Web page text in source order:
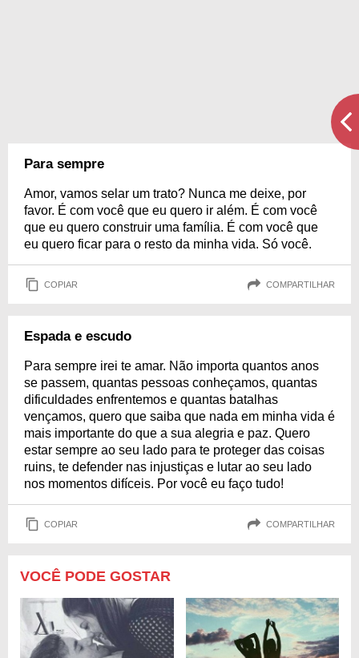
Para sempre
Amor, vamos selar um trato? Nunca me deixe, por
favor. É com você que eu quero ir além. É com você
que eu quero construir uma família. É com você que
eu quero ficar para o resto da minha vida. Só você.
COPIAR COMPARTILHAR
Espada e escudo
Para sempre irei te amar. Não importa quantos anos
se passem, quantas pessoas conheçamos, quantas
dificuldades enfrentemos e quantas batalhas
vençamos, quero que saiba que nada em minha vida é
mais importante do que a sua alegria e paz. Quero
estar sempre ao seu lado para te proteger das coisas
ruins, te defender nas injustiças e lutar ao seu lado
nos momentos difíceis. Por você eu faço tudo!
COPIAR COMPARTILHAR
VOCÊ PODE GOSTAR